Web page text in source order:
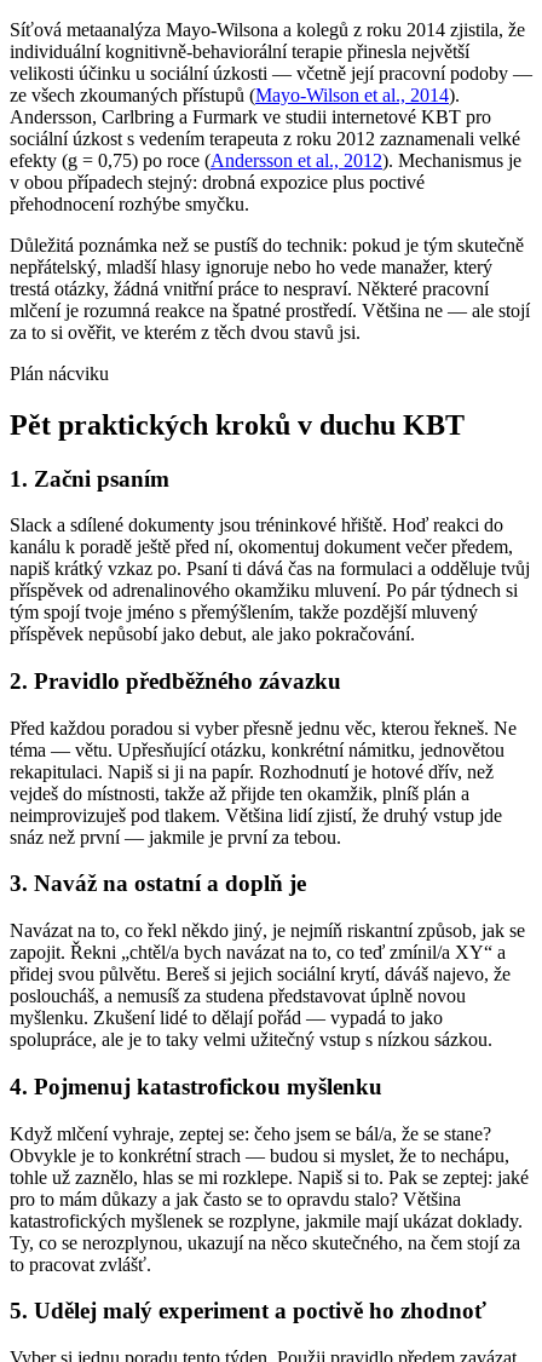
Síťová metaanalýza Mayo-Wilsona a kolegů z roku 2014 zjistila, že
individuální kognitivně-behaviorální terapie přinesla největší
velikosti účinku u sociální úzkosti — včetně její pracovní podoby —
ze všech zkoumaných přístupů (Mayo-Wilson et al., 2014).
Andersson, Carlbring a Furmark ve studii internetové KBT pro
sociální úzkost s vedením terapeuta z roku 2012 zaznamenali velké
efekty (g = 0,75) po roce (Andersson et al., 2012). Mechanismus je
v obou případech stejný: drobná expozice plus poctivé
přehodnocení rozhýbe smyčku.
Důležitá poznámka než se pustíš do technik: pokud je tým skutečně
nepřátelský, mladší hlasy ignoruje nebo ho vede manažer, který
trestá otázky, žádná vnitřní práce to nespraví. Některé pracovní
mlčení je rozumná reakce na špatné prostředí. Většina ne — ale stojí
za to si ověřit, ve kterém z těch dvou stavů jsi.
Plán nácviku
Pět praktických kroků v duchu KBT
1. Začni psaním
Slack a sdílené dokumenty jsou tréninkové hřiště. Hoď reakci do
kanálu k poradě ještě před ní, okomentuj dokument večer předem,
napiš krátký vzkaz po. Psaní ti dává čas na formulaci a odděluje tvůj
příspěvek od adrenalinového okamžiku mluvení. Po pár týdnech si
tým spojí tvoje jméno s přemýšlením, takže pozdější mluvený
příspěvek nepůsobí jako debut, ale jako pokračování.
2. Pravidlo předběžného závazku
Před každou poradou si vyber přesně jednu věc, kterou řekneš. Ne
téma — větu. Upřesňující otázku, konkrétní námitku, jednovětou
rekapitulaci. Napiš si ji na papír. Rozhodnutí je hotové dřív, než
vejdeš do místnosti, takže až přijde ten okamžik, plníš plán a
neimprovizuješ pod tlakem. Většina lidí zjistí, že druhý vstup jde
snáz než první — jakmile je první za tebou.
3. Naváž na ostatní a doplň je
Navázat na to, co řekl někdo jiný, je nejmíň riskantní způsob, jak se
zapojit. Řekni „chtěl/a bych navázat na to, co teď zmínil/a XY“ a
přidej svou půlvětu. Bereš si jejich sociální krytí, dáváš najevo, že
posloucháš, a nemusíš za studena představovat úplně novou
myšlenku. Zkušení lidé to dělají pořád — vypadá to jako
spolupráce, ale je to taky velmi užitečný vstup s nízkou sázkou.
4. Pojmenuj katastrofickou myšlenku
Když mlčení vyhraje, zeptej se: čeho jsem se bál/a, že se stane?
Obvykle je to konkrétní strach — budou si myslet, že to nechápu,
tohle už zaznělo, hlas se mi rozklepe. Napiš si to. Pak se zeptej: jaké
pro to mám důkazy a jak často se to opravdu stalo? Většina
katastrofických myšlenek se rozplyne, jakmile mají ukázat doklady.
Ty, co se nerozplynou, ukazují na něco skutečného, na čem stojí za
to pracovat zvlášť.
5. Udělej malý experiment a poctivě ho zhodnoť
Vyber si jednu poradu tento týden. Použij pravidlo předem zavázat.